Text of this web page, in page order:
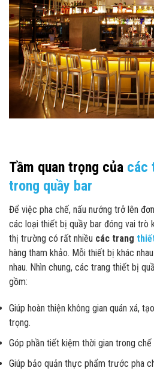
Tầm quan trọng của các
trong quầy bar
Để việc pha chế, nấu nướng trở lên
các loại thiết bị quầy bar đóng vai trò
thị trường có rất nhiều các trang
hàng tham khảo. Mỗi thiết bị khác
nhau. Nhìn chung, các trang thiết bị
gồm:
Giúp hoàn thiện không gian quán xá,
trọng.
Góp phần tiết kiệm thời gian trong
Giúp bảo quản thực phẩm trước pha